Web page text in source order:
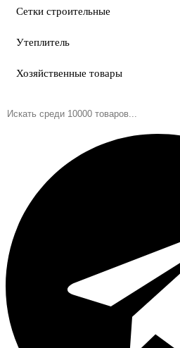
Сетки строительные
Утеплитель
Хозяйственные товары